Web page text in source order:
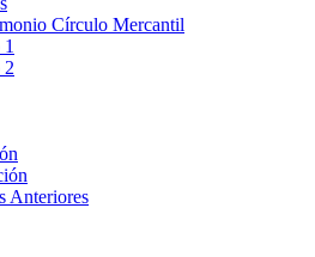
Círculo Mercantil
2
Anteriores